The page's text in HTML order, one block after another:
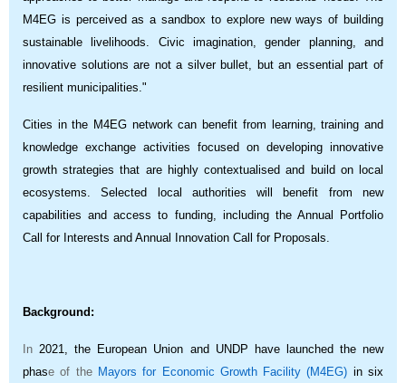
M4EG is perceived as a sandbox to explore new ways of building
sustainable livelihoods. Civic imagination, gender planning, and
innovative solutions are not a silver bullet, but an essential part of
resilient municipalities."
Cities in the M4EG network can benefit from learning, training and
knowledge exchange activities focused on developing innovative
growth strategies that are highly contextualised and build on local
ecosystems. Selected local authorities will benefit from new
capabilities and access to funding, including the Annual Portfolio
Call for Interests and Annual Innovation Call for Proposals.
Background:
In 2021, the European Union and UNDP have launched the new
phase of the Mayors for Economic Growth Facility (M4EG) in six